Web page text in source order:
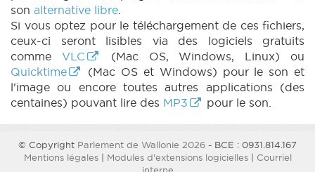
son alternative libre.
Si vous optez pour le téléchargement de ces fichiers,
ceux-ci seront lisibles via des logiciels gratuits
comme VLC
(Mac OS, Windows, Linux) ou
Quicktime
(Mac OS et Windows) pour le son et
l'image ou encore toutes autres applications (des
centaines) pouvant lire des MP3 pour le son.
© Copyright Parlement de Wallonie 2026 - BCE : 0931.814.167
Mentions légales| Modules d'extensions logicielles| Courriel